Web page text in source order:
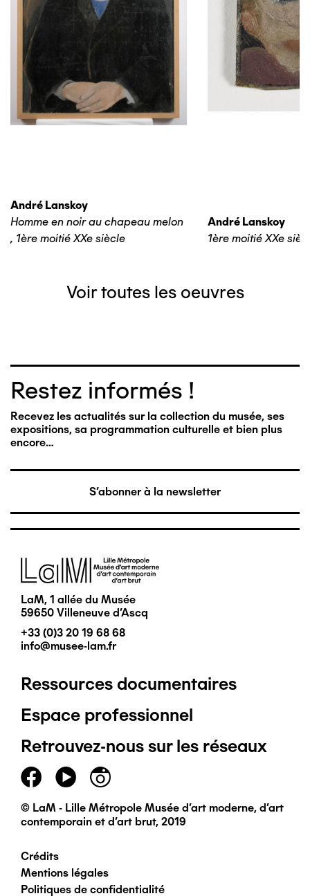
André Lanskoy
Homme en noir au chapeau melon
, 1ère moitié XXe siècle
André Lanskoy
1ère moitié XXe
Voir toutes les oeuvres
Restez informés !
Recevez les actualités sur la collection du musée, ses
expositions, sa programmation culturelle et bien plus
encore…
S'abonner à la newsletter
Image
LaM, 1 allée du Musée
59650 Villeneuve d'Ascq
+33 (0)3 20 19 68 68
info@musee-lam.fr
Pied
de
page
principal
Ressources documentaires
Espace professionnel
Retrouvez-nous sur les réseaux
© LaM - Lille Métropole Musée d'art moderne, d'art
contemporain et d'art brut, 2019
Pied
Crédits
Mentions légales
Politiques de confidentialité